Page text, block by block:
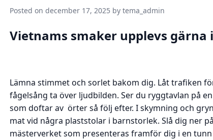
Posted on december 17, 2025 by tema_admin
Vietnams smaker upplevs gärna
Lämna stimmet och sorlet bakom dig. Låt trafiken
fågelsång ta över ljudbilden. Ser du ryggtavlan på
som doftar av örter så följ efter. I skymning och
mat vid några plaststolar i barnstorlek. Slå dig ner
mästerverket som presenteras framför dig i en